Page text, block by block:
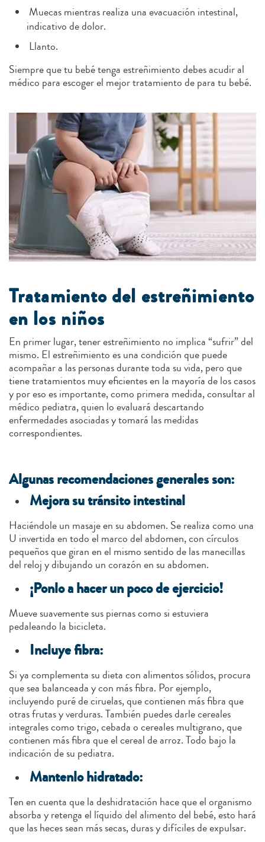
Muecas mientras realiza una evacuación intestinal,
indicativo de dolor.
Llanto.
Siempre que tu bebé tenga estreñimiento debes acudir al
médico para escoger el mejor tratamiento de para tu bebé.
Tratamiento del estreñimiento
en los niños
En primer lugar, tener estreñimiento no implica “sufrir” del
mismo. El estreñimiento es una condición que puede
acompañar a las personas durante toda su vida, pero que
tiene tratamientos muy eficientes en la mayoría de los casos
y por eso es importante, como primera medida, consultar al
médico pediatra, quien lo evaluará descartando
enfermedades asociadas y tomará las medidas
correspondientes.
Algunas recomendaciones generales son:
Mejora su tránsito intestinal
Haciéndole un masaje en su abdomen. Se realiza como una
U invertida en todo el marco del abdomen, con círculos
pequeños que giran en el mismo sentido de las manecillas
del reloj y dibujando un corazón en su abdomen.
¡Ponlo a hacer un poco de ejercicio!
Mueve suavemente sus piernas como si estuviera
pedaleando la bicicleta.
Incluye fibra:
Si ya complementa su dieta con alimentos sólidos, procura
que sea balanceada y con más fibra. Por ejemplo,
incluyendo puré de ciruelas, que contienen más fibra que
otras frutas y verduras. También puedes darle cereales
integrales como trigo, cebada o cereales multigrano, que
contienen más fibra que el cereal de arroz. Todo bajo la
indicación de su pediatra.
Mantenlo hidratado:
Ten en cuenta que la deshidratación hace que el organismo
absorba y retenga el líquido del alimento del bebé, esto hará
que las heces sean más secas, duras y difíciles de expulsar.